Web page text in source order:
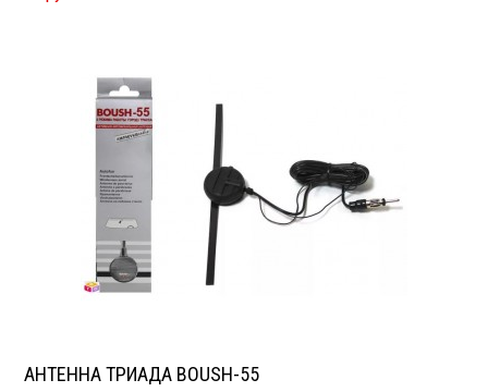
АНТЕННА ТРИАДА BOUSH-55